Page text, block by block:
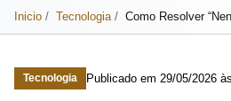
Inicio Tecnologia Como Resolver
Tecnologia Publicado em 29/05/2026